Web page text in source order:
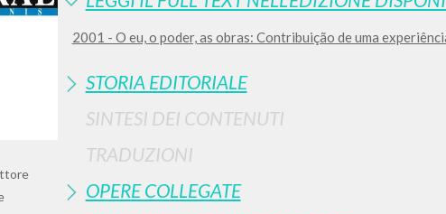
2001 - O eu, o poder, as obras: Contribuição de uma
STORIA EDITORIALE
SINTESI DEI CONTENUTI
TRADUZIONI
OPERE COLLEGATE
Vuoi risultati ancora più precisi? Utilizza la
0
Visualizza dettagli per
OPERA LINGUA